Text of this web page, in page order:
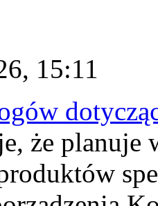
15:11
że planuje